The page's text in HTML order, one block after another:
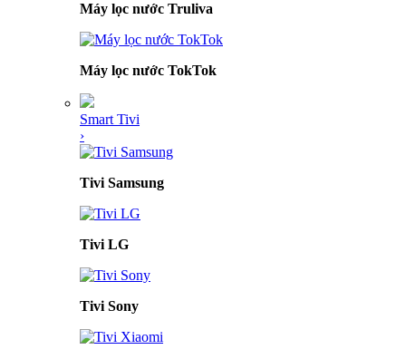
Máy lọc nước Truliva
Máy lọc nước TokTok
Smart Tivi
›
Tivi Samsung
Tivi LG
Tivi Sony